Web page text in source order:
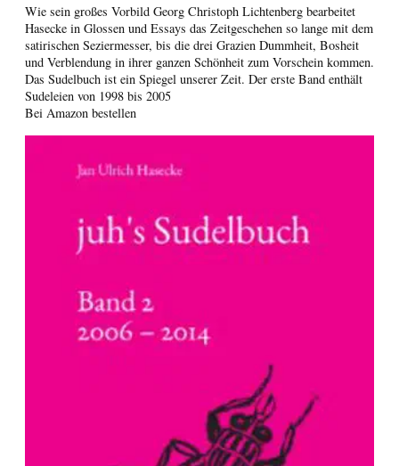
Wie sein großes Vorbild Georg Christoph Lichtenberg bearbeitet
Hasecke in Glossen und Essays das Zeitgeschehen so lange mit dem
satirischen Seziermesser, bis die drei Grazien Dummheit, Bosheit
und Verblendung in ihrer ganzen Schönheit zum Vorschein kommen.
Das Sudelbuch ist ein Spiegel unserer Zeit. Der erste Band enthält
Sudeleien von 1998 bis 2005
Bei Amazon bestellen